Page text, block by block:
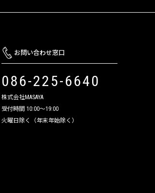
お問い合わせ窓口
086-225-6640
株式会社MASAYA
受付時間 10:00～19:00
火曜日除く（年末年始除く）